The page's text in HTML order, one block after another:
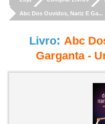
Abc Dos Ouvidos, Nariz E Ga...
Livro: Abc
Garganta -